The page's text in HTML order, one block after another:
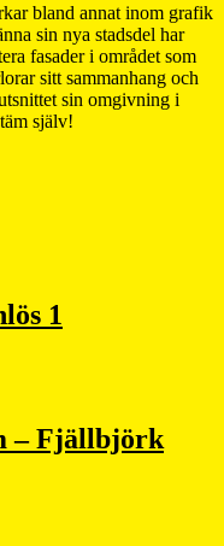
bland annat inom grafik
sin nya stadsdel har
fasader i området som
sitt sammanhang och
sin omgivning i
själv!
1
– Fjällbjörk